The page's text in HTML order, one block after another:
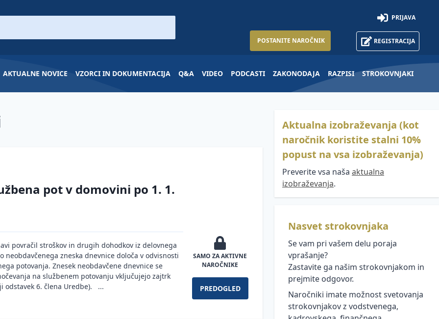
POSTANITE NAROČNIK
PRIJAVA
REGISTRACIJA
AKTUALNE NOVICE VZORCI IN DOKUMENTACIJA Q&A VIDEO PODCASTI ZAKONODAJA RAZPISI STROKOVNJAKI
pot v domovini po 1. 1.
povračil stroškov in drugih dohodkov iz delovnega
neobdavčenega zneska dnevnice določa v odvisnosti
potovanja. Znesek neobdavčene dnevnice se
na službenem potovanju vključujejo zajtrk
odstavek 6. člena Uredbe). ...
SAMO ZA AKTIVNE
NAROČNIKE
PREDOGLED
Aktualna izobraževanja (kot
naročnik koristite stalni 10%
popust na vsa izobraževanja)
Preverite vsa naša aktualna
izobraževanja.
Nasvet strokovnjaka
Se vam pri vašem delu poraja
vprašanje?
Zastavite ga našim strokovnjakom in
prejmite odgovor.
Naročniki imate možnost svetovanja
strokovnjakov z vodstvenega,